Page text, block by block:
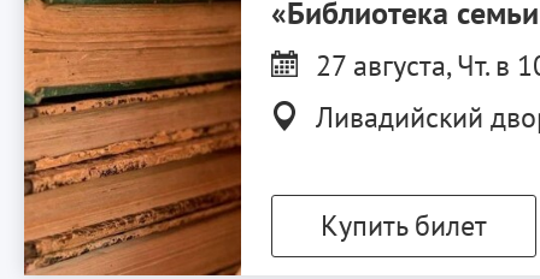
«Библиотека
27 августа, Чт. в
Ливадийский
Купить билет